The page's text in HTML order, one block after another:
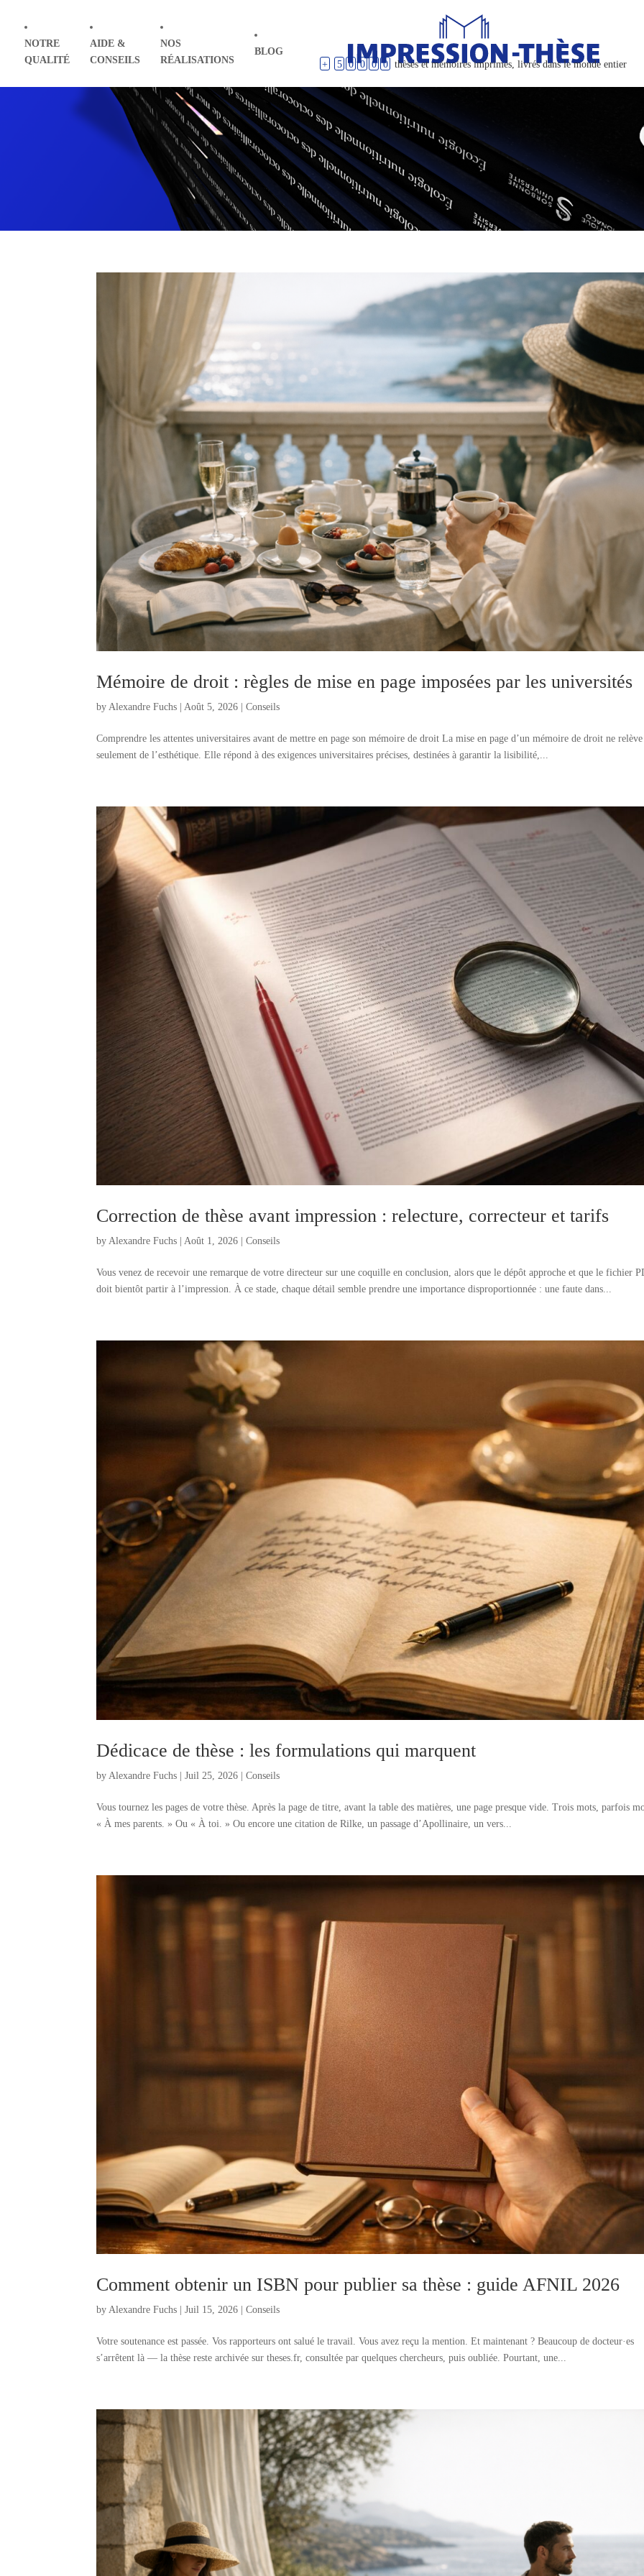
NOTRE
QUALITÉ
AIDE &
CONSEILS
NOS
RÉALISATIONS
BLOG
+
5 0 0 0 0 thèses et mémoires imprimés, livrés dans le monde entier
Mémoire de droit : règles de mise en page imposées par les universités
byAlexandre Fuchs |Août 5, 2026 |Conseils
Comprendre les attentes universitaires avant de mettre en page son mémoire de droit La mise en page d’un mémoire de droit ne relève
seulement de l’esthétique. Elle répond à des exigences universitaires précises, destinées à garantir la lisibilité,...
Correction de thèse avant impression : relecture, correcteur et tarifs
byAlexandre Fuchs |Août 1, 2026 |Conseils
Vous venez de recevoir une remarque de votre directeur sur une coquille en conclusion, alors que le dépôt approche et que le fichier
doit bientôt partir à l’impression. À ce stade, chaque détail semble prendre une importance disproportionnée : une faute dans...
Dédicace de thèse : les formulations qui marquent
by Alexandre Fuchs |Juil 25, 2026 |Conseils
Vous tournez les pages de votre thèse. Après la page de titre, avant la table des matières, une page presque vide. Trois mots, parfois
« À mes parents. » Ou « À toi. » Ou encore une citation de Rilke, un passage d’Apollinaire, un vers...
Comment obtenir un ISBN pour publier sa thèse : guide AFNIL 2026
byAlexandre Fuchs |Juil 15, 2026 |Conseils
Votre soutenance est passée. Vos rapporteurs ont salué le travail. Vous avez reçu la mention. Et maintenant ? Beaucoup de docteur·es
s’arrêtent là — la thèse reste archivée sur theses.fr, consultée par quelques chercheurs, puis oubliée. Pourtant, une...